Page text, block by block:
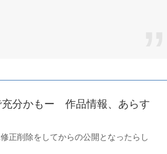
充分かもー 作品情報、あらす
正削除をしてからの公開となったらし